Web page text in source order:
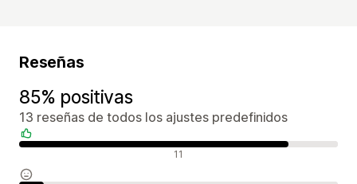
Reseñas
85% positivas
13 reseñas de todos los ajustes predefinidos
Reseñas positivas 11